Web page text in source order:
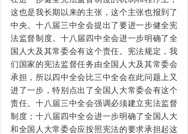
这也是我长期以来的主张，这个主张也报到了
中央。十八届三中全会提出了要进一步健全宪
法监督制度。十八届四中全会进一步明确了全
国人大及其常委会有这个责任。宪法规定，我
们国家的宪法监督任务由全国人大及其常委会
承担，所以四中全会比三中全会在此问题上又
进了一步，特别点出了全国人大常委会有这个
责任。十八届三中全会强调必须建立宪法监督
制度；十八届四中全会进一步明确了全国人大
和全国人大常委会应按照宪法的要求承担起这